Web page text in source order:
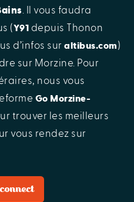
. Il vous faudra
(Y91 depuis Thonon
d’infos suraltibus.com)
sur Morzine. Pour
nous vous
Go Morzine-
trouver les meilleurs
vous rendez sur